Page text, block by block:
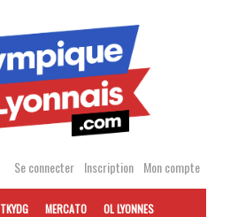
Se connecter Inscription Mon compte
TKYDG MERCATO OL LYONNES